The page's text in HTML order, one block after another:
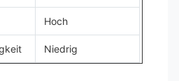
Hoch
Niedrig